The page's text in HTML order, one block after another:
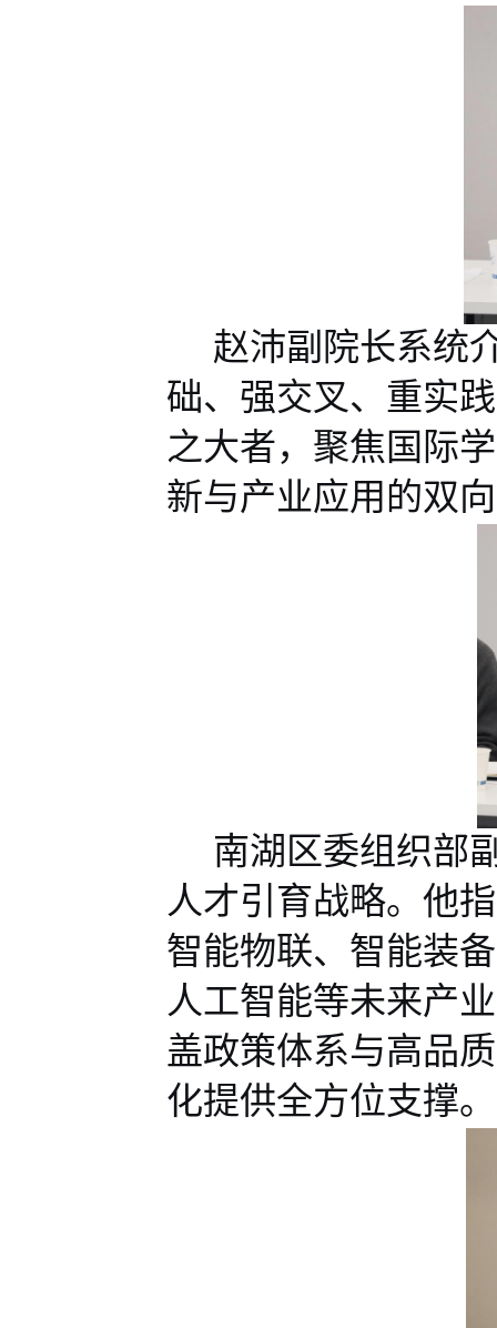
赵沛副院长系统
础、强交叉、重实
之大者， 聚焦国际
新与产业应用的双
南湖区委组织部
人才引育战略。他
智能物联、智能装
人工智能等未来产业
盖政策体系与高品
化提供全方位支撑。